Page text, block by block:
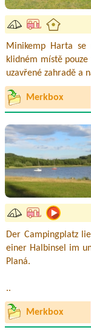
Minikemp Harta se
klidném místě
uzavřené zahradě a
Merkbox
Der Campingplatz
einer Halbinsel im
Planá.
..
Merkbox